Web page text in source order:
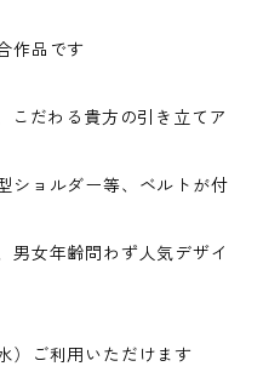
作品です
こだわる貴方の引き立てア
ショルダー等、ベルトが付
男女年齢問わず人気デザイ
）ご利用いただけます